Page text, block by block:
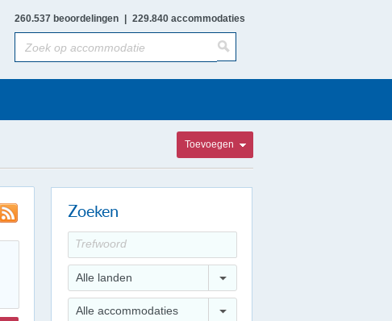
260.537 beoordelingen 229.840 accommodaties
Toevoegen
Zoeken
Alle landen
Alle accommodaties